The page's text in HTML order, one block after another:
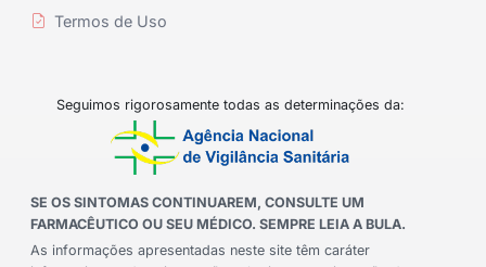
Termos de Uso
Seguimos rigorosamente todas as determinações da:
SE OS SINTOMAS CONTINUAREM, CONSULTE UM
FARMACÊUTICO OU SEU MÉDICO. SEMPRE LEIA A BULA.
As informações apresentadas neste site têm caráter